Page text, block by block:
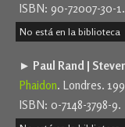
ISBN: 90-72007-30-1.
No está en la biblioteca
► Paul Rand |
Phaidon. Londres.
ISBN: 0-7148-3798-9.